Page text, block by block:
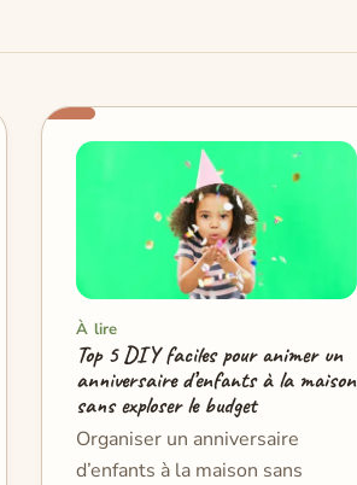
À lire
Top 5 DIY faciles pour animer un
anniversaire d’enfants à la maison
sans exploser le budget
Organiser un anniversaire
d’enfants à la maison sans